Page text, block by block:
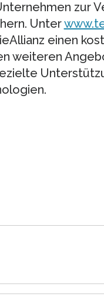
zur
Unter
einen
weiteren